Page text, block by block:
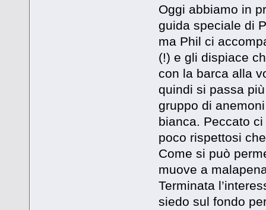
Oggi abbiamo in
guida speciale di
ma Phil ci
(!) e gli dispiace
con la barca alla
quindi si passa
gruppo di
bianca. Peccato
poco rispettosi
Come si può
muove a
Terminata
siedo sul fondo